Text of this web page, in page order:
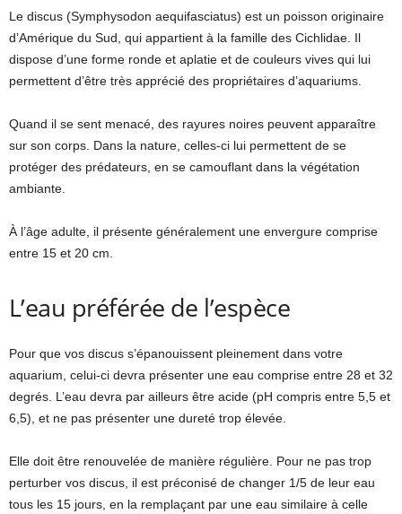
Le discus (Symphysodon aequifasciatus) est un poisson originaire
d’Amérique du Sud, qui appartient à la famille des Cichlidae. Il
dispose d’une forme ronde et aplatie et de couleurs vives qui lui
permettent d’être très apprécié des propriétaires d’aquariums.
Quand il se sent menacé, des rayures noires peuvent apparaître
sur son corps. Dans la nature, celles-ci lui permettent de se
protéger des prédateurs, en se camouflant dans la végétation
ambiante.
À l’âge adulte, il présente généralement une envergure comprise
entre 15 et 20 cm.
L’eau préférée de l’espèce
Pour que vos discus s’épanouissent pleinement dans votre
aquarium, celui-ci devra présenter une eau comprise entre 28 et 32
degrés. L’eau devra par ailleurs être acide (pH compris entre 5,5 et
6,5), et ne pas présenter une dureté trop élevée.
Elle doit être renouvelée de manière régulière. Pour ne pas trop
perturber vos discus, il est préconisé de changer 1/5 de leur eau
tous les 15 jours, en la remplaçant par une eau similaire à celle